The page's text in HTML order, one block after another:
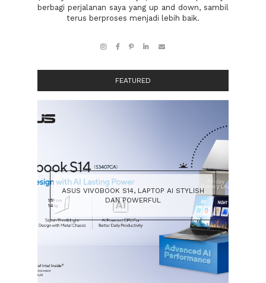
berbagi perjalanan saya yang up and down, sambil
terus berproses menjadi lebih baik.
FEATURED
ASUS VIVOBOOK S14, LAPTOP AI STYLISH
DAN POWERFUL